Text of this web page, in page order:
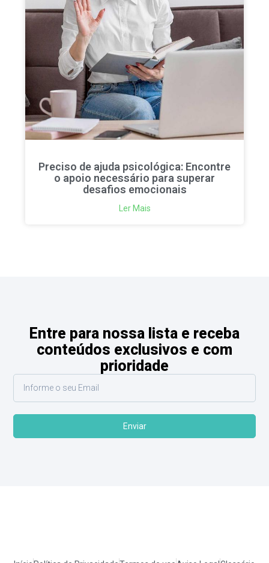
Preciso de ajuda psicológica: Encontre
o apoio necessário para superar
desafios emocionais
Ler Mais
Entre para nossa lista e receba
conteúdos exclusivos e com
prioridade
Enviar